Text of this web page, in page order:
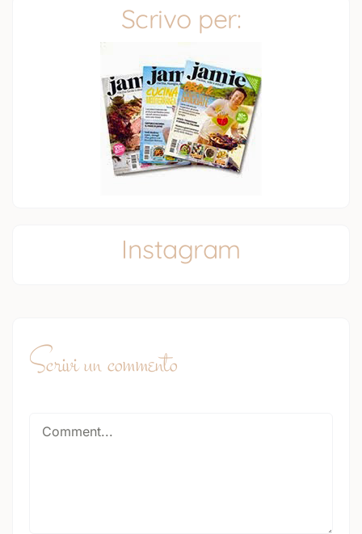
Scrivo per:
Instagram
Scrivi un commento